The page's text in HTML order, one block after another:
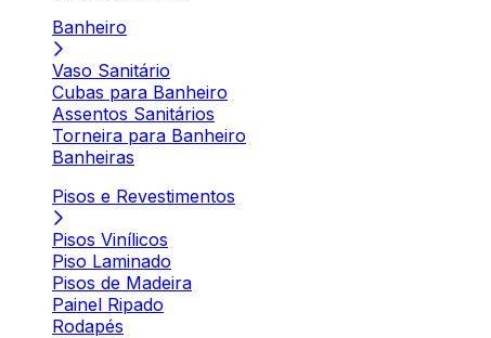
Banheiro
Vaso Sanitário
Cubas para Banheiro
Assentos Sanitários
Torneira para Banheiro
Banheiras
Pisos e Revestimentos
Pisos Vinílicos
Piso Laminado
Pisos de Madeira
Painel Ripado
Rodapés